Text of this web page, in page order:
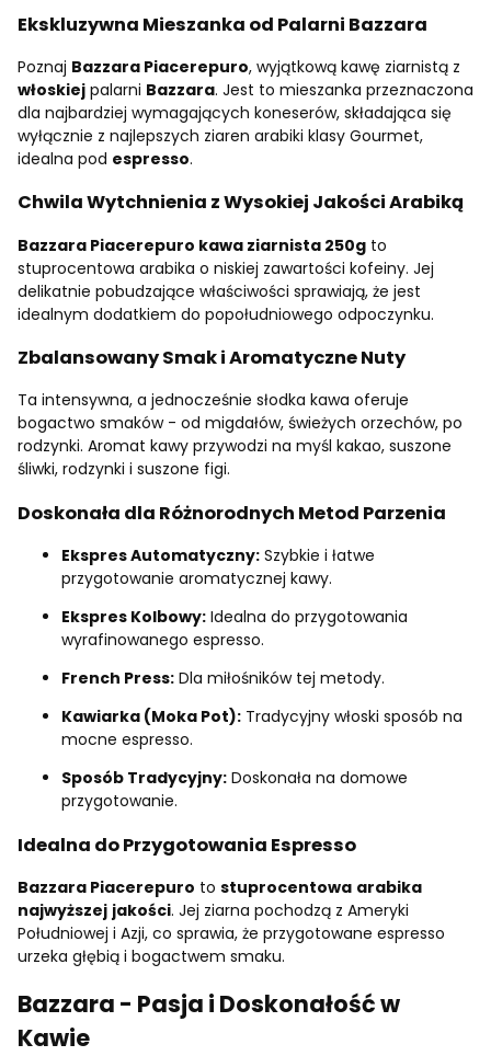
Ekskluzywna Mieszanka od Palarni Bazzara
Poznaj Bazzara Piacerepuro, wyjątkową kawę ziarnistą z
włoskiej palarni Bazzara. Jest to mieszanka przeznaczona
dla najbardziej wymagających koneserów, składająca się
wyłącznie z najlepszych ziaren arabiki klasy Gourmet,
idealna pod espresso.
Chwila Wytchnienia z Wysokiej Jakości Arabiką
Bazzara Piacerepuro kawa ziarnista 250g to
stuprocentowa arabika o niskiej zawartości kofeiny. Jej
delikatnie pobudzające właściwości sprawiają, że jest
idealnym dodatkiem do popołudniowego odpoczynku.
Zbalansowany Smak i Aromatyczne Nuty
Ta intensywna, a jednocześnie słodka kawa oferuje
bogactwo smaków - od migdałów, świeżych orzechów, po
rodzynki. Aromat kawy przywodzi na myśl kakao, suszone
śliwki, rodzynki i suszone figi.
Doskonała dla Różnorodnych Metod Parzenia
Ekspres Automatyczny: Szybkie i łatwe
przygotowanie aromatycznej kawy.
Ekspres Kolbowy: Idealna do przygotowania
wyrafinowanego espresso.
French Press: Dla miłośników tej metody.
Kawiarka (Moka Pot): Tradycyjny włoski sposób na
mocne espresso.
Sposób Tradycyjny: Doskonała na domowe
przygotowanie.
Idealna do Przygotowania Espresso
Bazzara Piacerepuro to stuprocentowa arabika
najwyższej jakości. Jej ziarna pochodzą z Ameryki
Południowej i Azji, co sprawia, że przygotowane espresso
urzeka głębią i bogactwem smaku.
Bazzara - Pasja i Doskonałość w
Kawie